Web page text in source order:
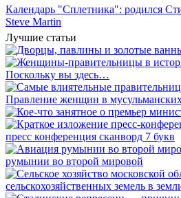
Календарь "Сплетника": родился
Steve Martin
Лучшие статьи